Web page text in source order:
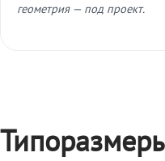
геометрия — под проект.